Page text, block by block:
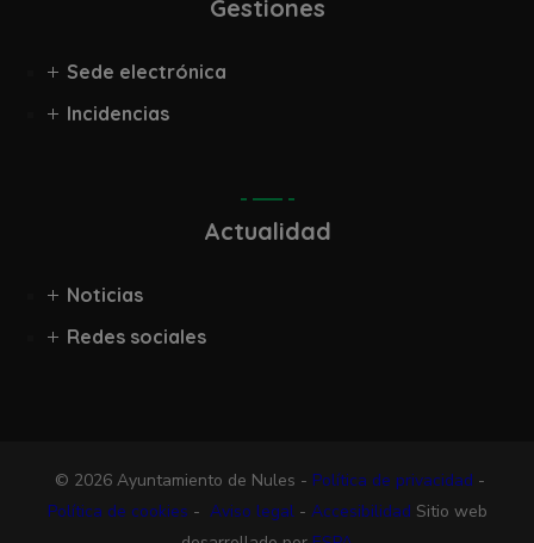
Gestiones
Sede electrónica
Incidencias
Actualidad
Noticias
Redes sociales
© 2026 Ayuntamiento de Nules - Política de privacidad -
Política de cookies - Aviso legal- Accesibilidad Sitio web